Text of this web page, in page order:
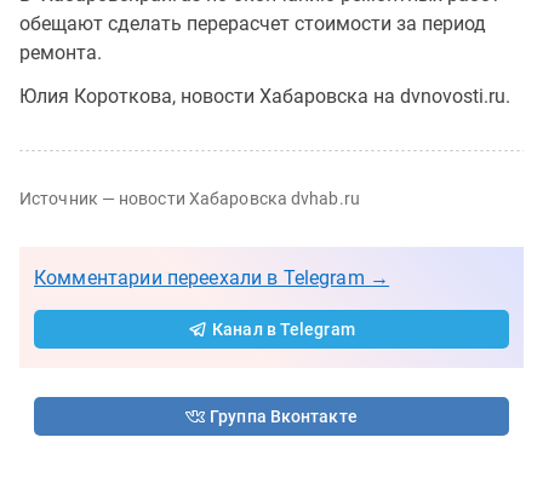
обещают сделать перерасчет стоимости за период
ремонта.
Юлия Короткова, новости Хабаровска на dvnovosti.ru.
Источник — новости Хабаровска dvhab.ru
Комментарии переехали в Telegram →
Канал в Telegram
Группа Вконтакте